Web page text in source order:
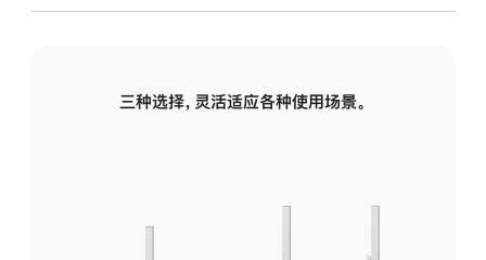
三种选择，灵活适应各种使用场景。